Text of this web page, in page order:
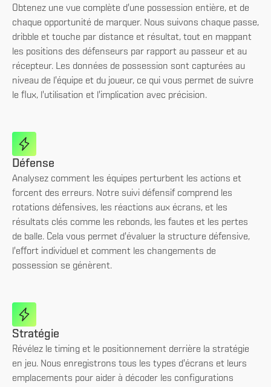
Obtenez une vue complète d'une possession entière, et de
chaque opportunité de marquer. Nous suivons chaque passe,
dribble et touche par distance et résultat, tout en mappant
les positions des défenseurs par rapport au passeur et au
récepteur. Les données de possession sont capturées au
niveau de l'équipe et du joueur, ce qui vous permet de suivre
le flux, l'utilisation et l'implication avec précision.
Défense
Analysez comment les équipes perturbent les actions et
forcent des erreurs. Notre suivi défensif comprend les
rotations défensives, les réactions aux écrans, et les
résultats clés comme les rebonds, les fautes et les pertes
de balle. Cela vous permet d'évaluer la structure défensive,
l'effort individuel et comment les changements de
possession se génèrent.
Stratégie
Révélez le timing et le positionnement derrière la stratégie
en jeu. Nous enregistrons tous les types d'écrans et leurs
emplacements pour aider à décoder les configurations